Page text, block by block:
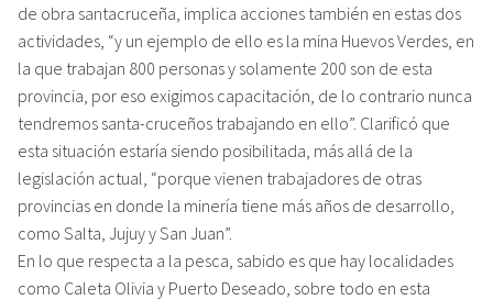
de obra santacruceña, implica acciones también en estas dos
actividades, “y un ejemplo de ello es la mina Huevos Verdes, en
la que trabajan 800 personas y solamente 200 son de esta
provincia, por eso exigimos capacitación, de lo contrario nunca
tendremos santa-cruceños trabajando en ello”. Clarificó que
esta situación estaría siendo posibilitada, más allá de la
legislación actual, “porque vienen trabajadores de otras
provincias en donde la minería tiene más años de desarrollo,
como Salta, Jujuy y San Juan”.
En lo que respecta a la pesca, sabido es que hay localidades
como Caleta Olivia y Puerto Deseado, sobre todo en esta